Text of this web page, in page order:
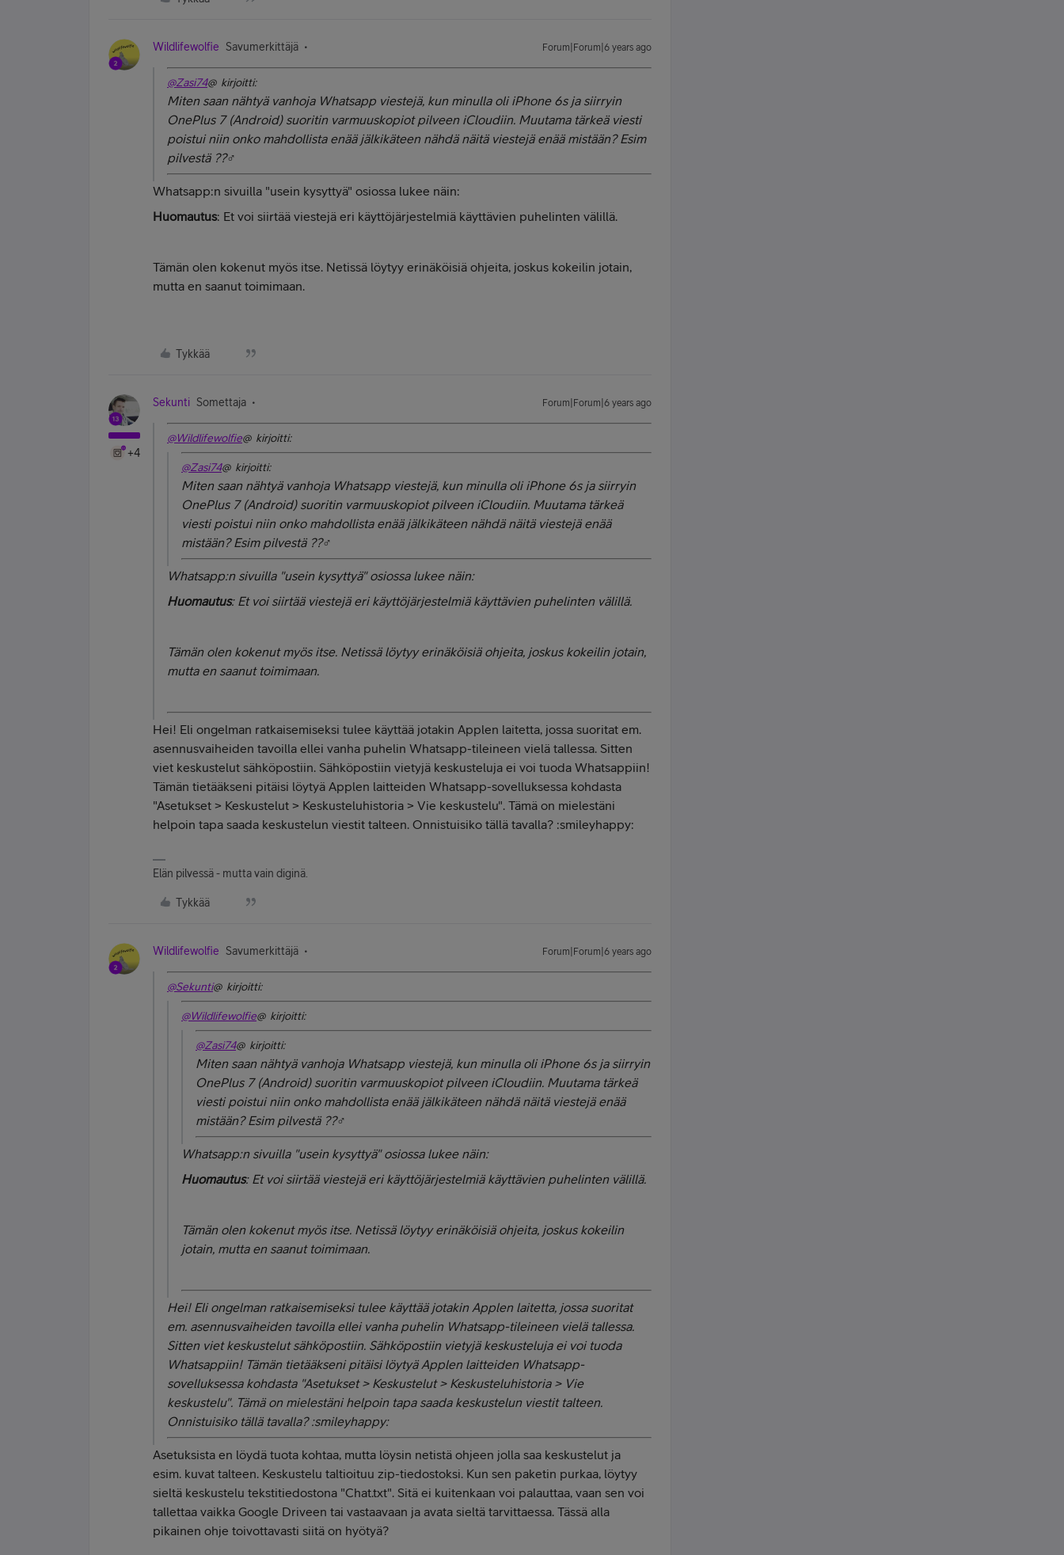
Wildlifewolfie Savumerkittäjä Forum|Forum|6 years ago
@Zasi74@ kirjoitti:
Miten saan nähtyä vanhoja Whatsapp viestejä, kun minulla oli iPhone 6s ja siirryin
OnePlus 7 (Android) suoritin varmuuskopiot pilveen iCloudiin. Muutama tärkeä viesti
poistui niin onko mahdollista enää jälkikäteen nähdä näitä viestejä enää mistään? Esim
pilvestä ??‍♂️
Whatsapp:n sivuilla "usein kysyttyä" osiossa lukee näin:
Huomautus: Et voi siirtää viestejä eri käyttöjärjestelmiä käyttävien puhelinten välillä.
Tämän olen kokenut myös itse. Netissä löytyy erinäköisiä ohjeita, joskus kokeilin jotain,
mutta en saanut toimimaan.
Tykkää
+4
Sekunti Somettaja Forum|Forum|6 years ago
@Wildlifewolfie@ kirjoitti:
@Zasi74@ kirjoitti:
Miten saan nähtyä vanhoja Whatsapp viestejä, kun minulla oli iPhone 6s ja siirryin
OnePlus 7 (Android) suoritin varmuuskopiot pilveen iCloudiin. Muutama tärkeä
viesti poistui niin onko mahdollista enää jälkikäteen nähdä näitä viestejä enää
mistään? Esim pilvestä ??‍♂️
Whatsapp:n sivuilla "usein kysyttyä" osiossa lukee näin:
Huomautus: Et voi siirtää viestejä eri käyttöjärjestelmiä käyttävien puhelinten välillä.
Tämän olen kokenut myös itse. Netissä löytyy erinäköisiä ohjeita, joskus kokeilin jotain,
mutta en saanut toimimaan.
Hei! Eli ongelman ratkaisemiseksi tulee käyttää jotakin Applen laitetta, jossa suoritat em.
asennusvaiheiden tavoilla ellei vanha puhelin Whatsapp-tileineen vielä tallessa. Sitten
viet keskustelut sähköpostiin. Sähköpostiin vietyjä keskusteluja ei voi tuoda Whatsappiin!
Tämän tietääkseni pitäisi löytyä Applen laitteiden Whatsapp-sovelluksessa kohdasta
"Asetukset > Keskustelut > Keskusteluhistoria > Vie keskustelu". Tämä on mielestäni
helpoin tapa saada keskustelun viestit talteen. Onnistuisiko tällä tavalla? :smileyhappy:
Elän pilvessä - mutta vain diginä.
Tykkää
Wildlifewolfie Savumerkittäjä Forum|Forum|6 years ago
@Sekunti@ kirjoitti:
@Wildlifewolfie@ kirjoitti:
@Zasi74@ kirjoitti:
Miten saan nähtyä vanhoja Whatsapp viestejä, kun minulla oli iPhone 6s ja siirryin
OnePlus 7 (Android) suoritin varmuuskopiot pilveen iCloudiin. Muutama tärkeä
viesti poistui niin onko mahdollista enää jälkikäteen nähdä näitä viestejä enää
mistään? Esim pilvestä ??‍♂️
Whatsapp:n sivuilla "usein kysyttyä" osiossa lukee näin:
Huomautus: Et voi siirtää viestejä eri käyttöjärjestelmiä käyttävien puhelinten välillä.
Tämän olen kokenut myös itse. Netissä löytyy erinäköisiä ohjeita, joskus kokeilin
jotain, mutta en saanut toimimaan.
Hei! Eli ongelman ratkaisemiseksi tulee käyttää jotakin Applen laitetta, jossa suoritat
em. asennusvaiheiden tavoilla ellei vanha puhelin Whatsapp-tileineen vielä tallessa.
Sitten viet keskustelut sähköpostiin. Sähköpostiin vietyjä keskusteluja ei voi tuoda
Whatsappiin! Tämän tietääkseni pitäisi löytyä Applen laitteiden Whatsapp-
sovelluksessa kohdasta "Asetukset > Keskustelut > Keskusteluhistoria > Vie
keskustelu". Tämä on mielestäni helpoin tapa saada keskustelun viestit talteen.
Onnistuisiko tällä tavalla? :smileyhappy:
Asetuksista en löydä tuota kohtaa, mutta löysin netistä ohjeen jolla saa keskustelut ja
esim. kuvat talteen. Keskustelu taltioituu zip-tiedostoksi. Kun sen paketin purkaa, löytyy
sieltä keskustelu tekstitiedostona "Chat.txt". Sitä ei kuitenkaan voi palauttaa, vaan sen voi
tallettaa vaikka Google Driveen tai vastaavaan ja avata sieltä tarvittaessa. Tässä alla
pikainen ohje toivottavasti siitä on hyötyä?